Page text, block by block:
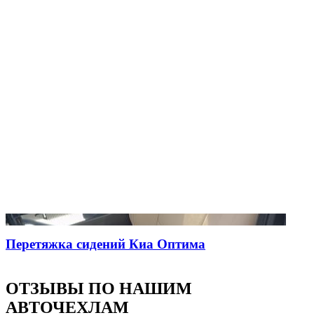
Перетяжка сидений Киа Оптима
ОТЗЫВЫ ПО НАШИМ
АВТОЧЕХЛАМ